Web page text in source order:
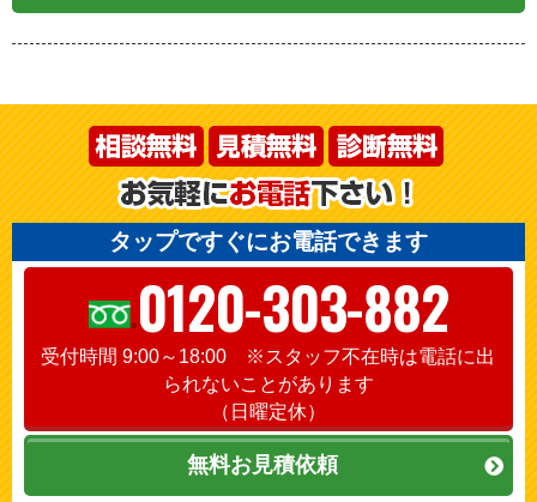
タップですぐにお電話できます
0120-303-882
受付時間 9:00～18:00 ※スタッフ不在時は電話に出
られないことがあります
（日曜定休）
無料お見積依頼